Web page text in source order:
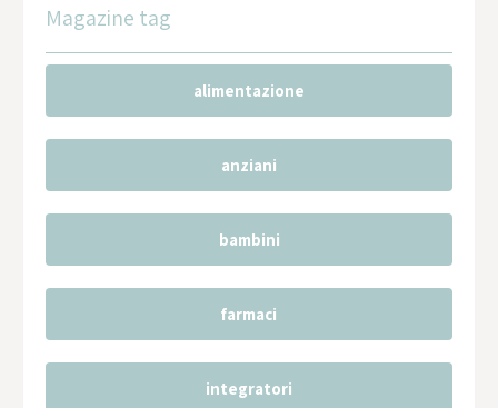
Magazine tag
alimentazione
anziani
bambini
farmaci
integratori